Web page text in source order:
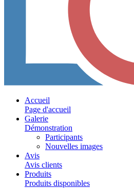
Accueil
Page d'accueil
Galerie
Démonstration
Participants
Nouvelles images
Avis
Avis clients
Produits
Produits disponibles